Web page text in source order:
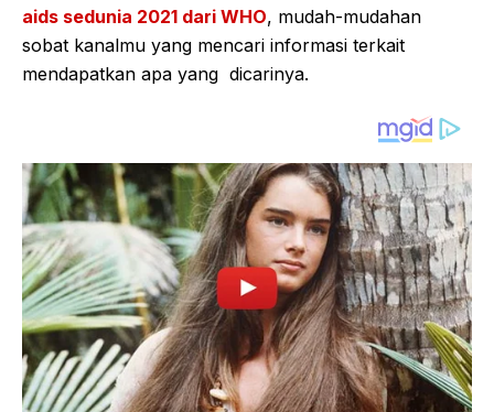
aids sedunia 2021 dari WHO, mudah-mudahan
sobat kanalmu yang mencari informasi terkait
mendapatkan apa yang dicarinya.